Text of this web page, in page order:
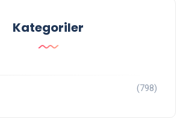
Kategoriler
(798)